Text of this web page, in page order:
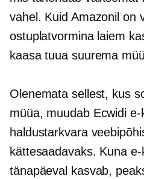
vahel. Kuid Amazonil on
ostuplatvormina laiem
kaasa tuua suurema
Olenemata sellest, kus
müüa, muudab Ecwidi
haldustarkvara
kättesaadavaks. Kuna
tänapäeval kasvab,